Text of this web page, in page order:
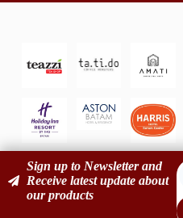
Sign up to Newsletter and
Receive latest update about
our products